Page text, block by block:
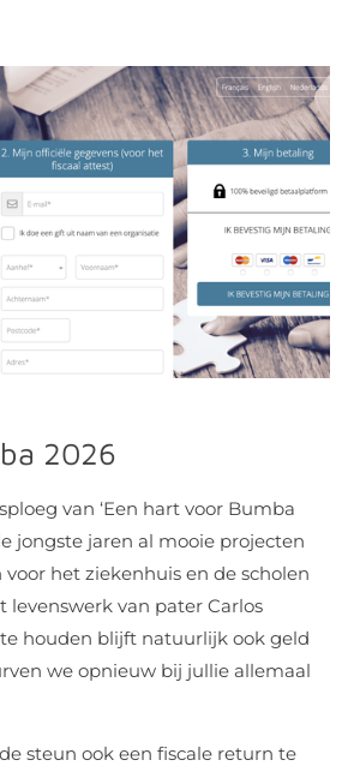
2026
van ‘Een hart voor Bumba
jongste jaren al mooie projecten
het ziekenhuis en de scholen
levenswerk van pater Carlos
houden blijft natuurlijk ook geld
we opnieuw bij jullie allemaal
steun ook een fiscale return te